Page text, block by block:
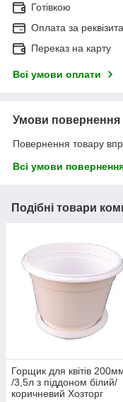
Готівкою
Оплата за
Переказ на карту
Всі умови оплати
Умови повернення
Повернення товару
Всі умови
Подібні товари
Горщик для квітів
/3,5л з піддоном білий/
коричневий Хозторг